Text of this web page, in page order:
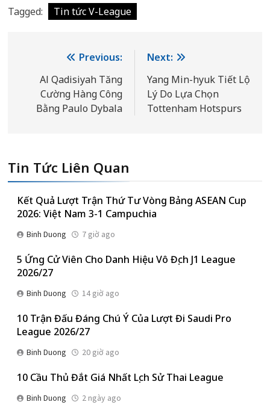
Tagged: Tin tức V-League
hướng
bài
Previous:
Al Qadisiyah Tăng
Cường Hàng Công
Bằng Paulo Dybala
Next:
Yang Min-hyuk Tiết Lộ
Lý Do Lựa Chọn
Tottenham Hotspurs
Tin Tức Liên Quan
Kết Quả Lượt Trận Thứ Tư Vòng Bảng ASEAN Cup
2026: Việt Nam 3-1 Campuchia
Binh Duong 7 giờ ago
5 Ứng Cử Viên Cho Danh Hiệu Vô Địch J1 League
2026/27
Binh Duong 14 giờ ago
10 Trận Đấu Đáng Chú Ý Của Lượt Đi Saudi Pro
League 2026/27
Binh Duong 20 giờ ago
10 Cầu Thủ Đắt Giá Nhất Lịch Sử Thai League
Binh Duong 2 ngày ago